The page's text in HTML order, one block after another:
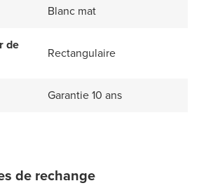
Blanc mat
de
Rectangulaire
Garantie 10 ans
de rechange